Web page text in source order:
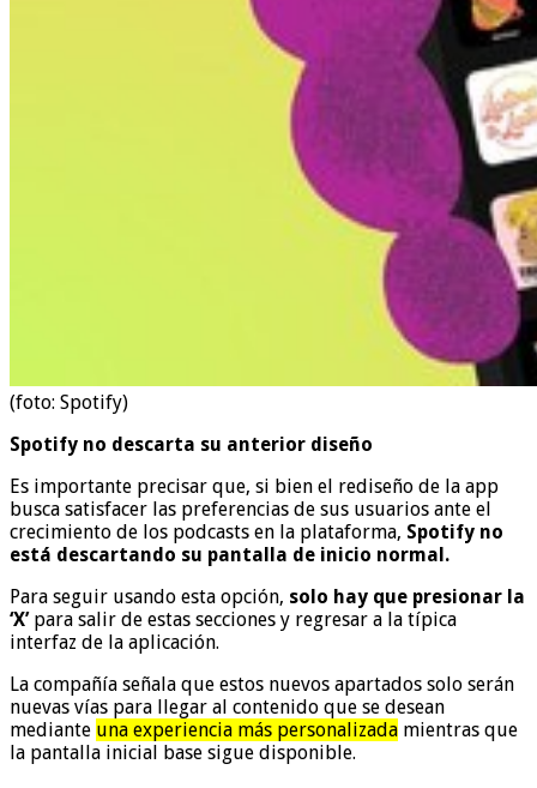
(foto: Spotify)
Spotify no descarta su anterior diseño
Es importante precisar que, si bien el rediseño de la app
busca satisfacer las preferencias de sus usuarios ante el
crecimiento de los podcasts en la plataforma, Spotify no
está descartando su pantalla de inicio normal.
Para seguir usando esta opción, solo hay que presionar la
‘X’para salir de estas secciones y regresar a la típica
interfaz de la aplicación.
La compañía señala que estos nuevos apartados solo serán
nuevas vías para llegar al contenido que se desean
mediante una experiencia más personalizada mientras que
la pantalla inicial base sigue disponible.